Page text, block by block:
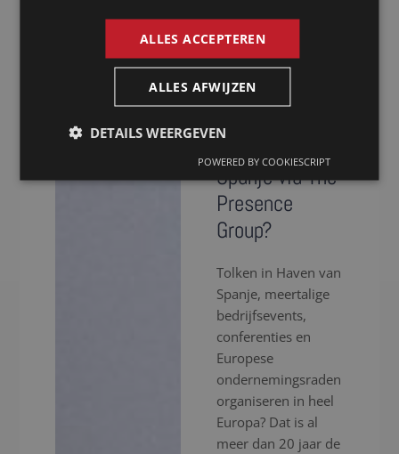
Waarom kiezen
voor een tolk
Spanje via The
Presence
Group?
Tolken in Haven van
Spanje, meertalige
bedrijfsevents,
conferenties en
Europese
ondernemingsraden
organiseren in heel
Europa? Dat is al
meer dan 20 jaar de
ALLES ACCEPTEREN
ALLES AFWIJZEN
DETAILS WEERGEVEN
POWERED BY COOKIESCRIPT